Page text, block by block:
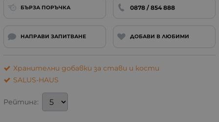
БЪРЗА ПОРЪЧКА 0878 / 854 888
НАПРАВИ ЗАПИТВАНЕ ДОБАВИ В ЛЮБИМИ
Хранителни добавки за стави и кости
SALUS-HAUS
Рейтинг: